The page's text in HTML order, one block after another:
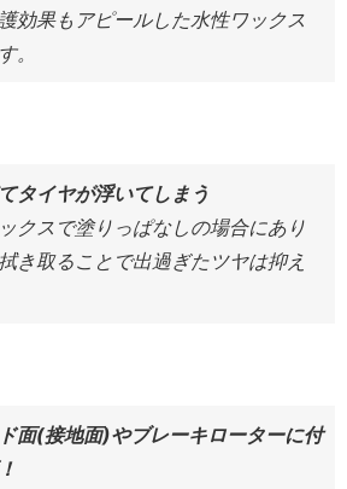
効果もアピールした水性ワックス
。
タイヤが浮いてしまう
クスで塗りっぱなしの場合にあり
き取ることで出過ぎたツヤは抑え
面(接地面)やブレーキローターに付